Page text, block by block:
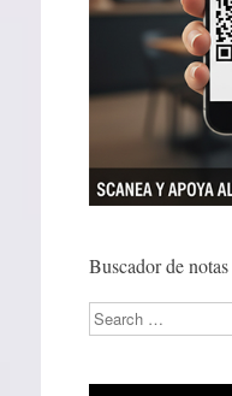
Buscador de notas
Search